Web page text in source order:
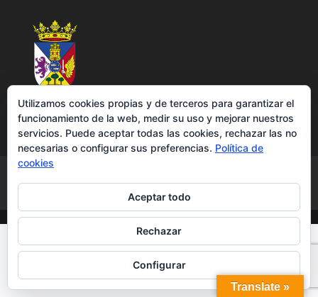
Política de cookies
Accesibilidad
Translate »
Utilizamos cookies propias y de terceros para garantizar el
funcionamiento de la web, medir su uso y mejorar nuestros
servicios. Puede aceptar todas las cookies, rechazar las no
necesarias o configurar sus preferencias. Política de
cookies
Aceptar todo
Rechazar
Configurar